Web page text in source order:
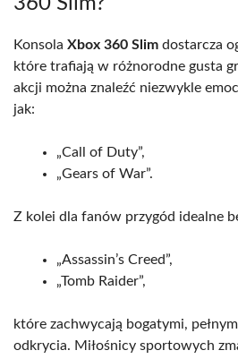
Konsola Xbox 360 Slim dostarcza
które trafiają w różnorodne gusta
akcji można znaleźć niezwykle
jak:
„Call of Duty”,
„Gears of War”.
Z kolei dla fanów przygód idealne
„Assassin’s Creed”,
„Tomb Raider”,
które zachwycają bogatymi,
odkrycia. Miłośnicy sportowych